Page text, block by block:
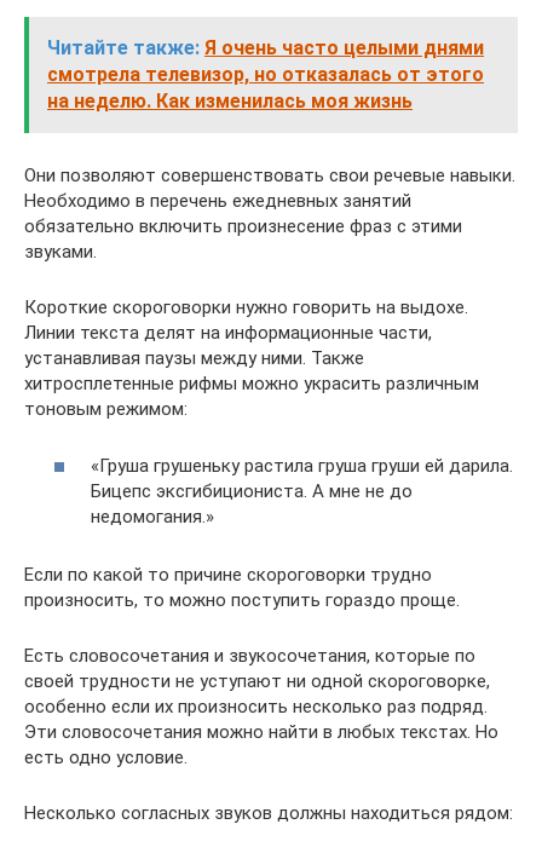
Читайте также: Я очень часто целыми днями
смотрела телевизор, но отказалась от этого
на неделю. Как изменилась моя жизнь
Они позволяют совершенствовать свои речевые навыки.
Необходимо в перечень ежедневных занятий
обязательно включить произнесение фраз с этими
звуками.
Короткие скороговорки нужно говорить на выдохе.
Линии текста делят на информационные части,
устанавливая паузы между ними. Также
хитросплетенные рифмы можно украсить различным
тоновым режимом:
«Груша грушеньку растила груша груши ей дарила.
Бицепс эксгибициониста. А мне не до
недомогания.»
Если по какой то причине скороговорки трудно
произносить, то можно поступить гораздо проще.
Есть словосочетания и звукосочетания, которые по
своей трудности не уступают ни одной скороговорке,
особенно если их произносить несколько раз подряд.
Эти словосочетания можно найти в любых текстах. Но
есть одно условие.
Несколько согласных звуков должны находиться рядом: